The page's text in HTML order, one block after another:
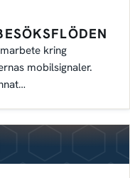
kring
mobilsignaler.